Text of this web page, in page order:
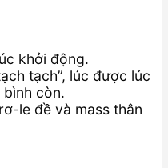
khởi động.
tạch”, lúc được lúc
còn.
le đề và mass thân